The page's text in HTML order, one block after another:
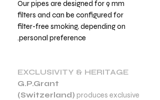
Our pipes are designed for 9 mm
filters and can be configured for
filter-free smoking, depending on
personal preference.
EXCLUSIVITY & HERITAGE
G.P.Grant
(Switzerland) produces exclusive